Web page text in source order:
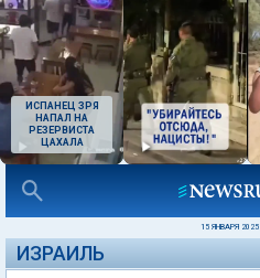
ИСПАНЕЦ ЗРЯ
НАПАЛ НА
РЕЗЕРВИСТА
ЦАХАЛА
15 ЯНВАРЯ 2025
ИЗРАИЛЬ